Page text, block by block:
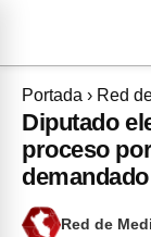
Portada › Red
Diputado
proceso
Red de